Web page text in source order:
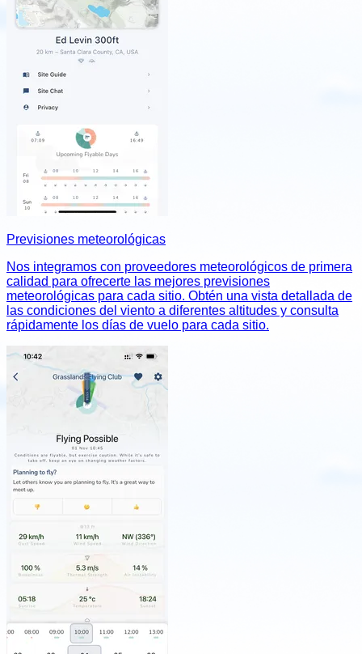
Previsiones meteorológicas
Nos integramos con proveedores meteorológicos de primera
calidad para ofrecerte las mejores previsiones
meteorológicas para cada sitio. Obtén una vista detallada de
las condiciones del viento a diferentes altitudes y consulta
rápidamente los días de vuelo para cada sitio.